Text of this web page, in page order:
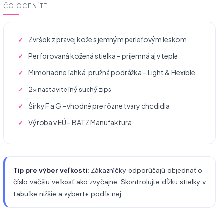
ČO OCENÍTE
Zvršok z pravej kože s jemným perleťovým leskom
Perforovaná kožená stielka – príjemná aj v teple
Mimoriadne ľahká, pružná podrážka – Light & Flexible
2× nastaviteľný suchý zips
Šírky F a G – vhodné pre rôzne tvary chodidla
Výroba v EÚ – BATZ Manufaktura
Tip pre výber veľkosti: Zákazníčky odporúčajú objednať o
číslo väčšiu veľkosť ako zvyčajne. Skontrolujte dĺžku stielky v
tabuľke nižšie a vyberte podľa nej.